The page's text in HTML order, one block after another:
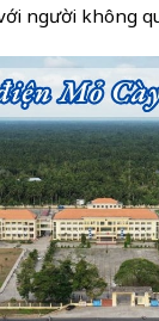
người không